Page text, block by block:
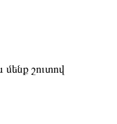
մենք շուտով